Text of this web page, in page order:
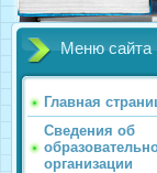
Меню сайта
Главная
Сведения об
организации